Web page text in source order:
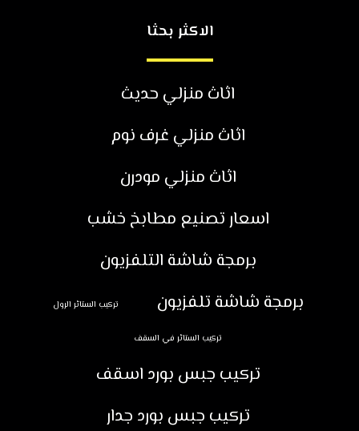
الاكثر بحثا
اثاث منزلي حديث
اثاث منزلي غرف نوم
اثاث منزلي مودرن
اسعار تصنيع مطابخ خشب
برمجة شاشة التلفزيون
برمجة شاشة تلفزيون
تركيب الستائر الرول
تركيب الستائر في السقف
تركيب جبس بورد اسقف
تركيب جبس بورد جدار